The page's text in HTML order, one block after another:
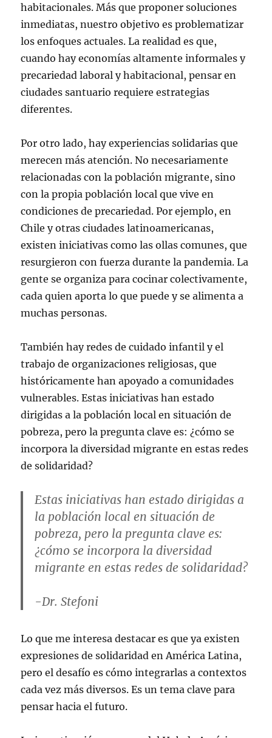
habitacionales. Más que proponer soluciones
inmediatas, nuestro objetivo es problematizar
los enfoques actuales. La realidad es que,
cuando hay economías altamente informales y
precariedad laboral y habitacional, pensar en
ciudades santuario requiere estrategias
diferentes.
Por otro lado, hay experiencias solidarias que
merecen más atención. No necesariamente
relacionadas con la población migrante, sino
con la propia población local que vive en
condiciones de precariedad. Por ejemplo, en
Chile y otras ciudades latinoamericanas,
existen iniciativas como las ollas comunes, que
resurgieron con fuerza durante la pandemia. La
gente se organiza para cocinar colectivamente,
cada quien aporta lo que puede y se alimenta a
muchas personas.
También hay redes de cuidado infantil y el
trabajo de organizaciones religiosas, que
históricamente han apoyado a comunidades
vulnerables. Estas iniciativas han estado
dirigidas a la población local en situación de
pobreza, pero la pregunta clave es: ¿cómo se
incorpora la diversidad migrante en estas redes
de solidaridad?
Estas iniciativas han estado dirigidas a
la población local en situación de
pobreza, pero la pregunta clave es:
¿cómo se incorpora la diversidad
migrante en estas redes de solidaridad?
-Dr. Stefoni
Lo que me interesa destacar es que ya existen
expresiones de solidaridad en América Latina,
pero el desafío es cómo integrarlas a contextos
cada vez más diversos. Es un tema clave para
pensar hacia el futuro.